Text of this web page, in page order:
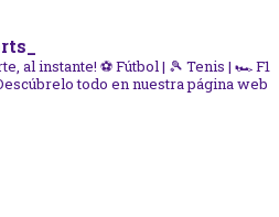
al instante! ⚽ Fútbol | 🎾 Tenis | 🏎️ F1
todo en nuestra página web